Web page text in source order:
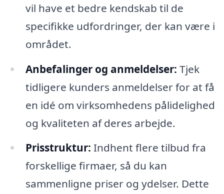
vil have et bedre kendskab til de
specifikke udfordringer, der kan være i
området.
Anbefalinger og anmeldelser: Tjek
tidligere kunders anmeldelser for at få
en idé om virksomhedens pålidelighed
og kvaliteten af deres arbejde.
Prisstruktur: Indhent flere tilbud fra
forskellige firmaer, så du kan
sammenligne priser og ydelser. Dette